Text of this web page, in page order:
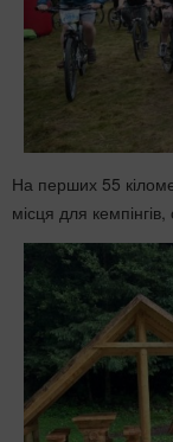
На перших 55
місця для